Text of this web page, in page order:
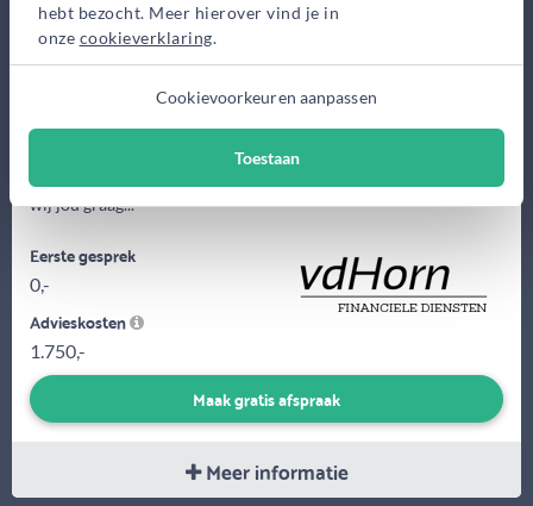
hebt bezocht. Meer hierover vind je in
onze cookieverklaring.
Cookievoorkeuren aanpassen
Toestaan
Ons doel is jou snel inzicht te geven op het gebied van
wij jou graag...
Eerste gesprek
0,-
Advieskosten
1.750,-
Maak gratis afspraak
Meer informatie